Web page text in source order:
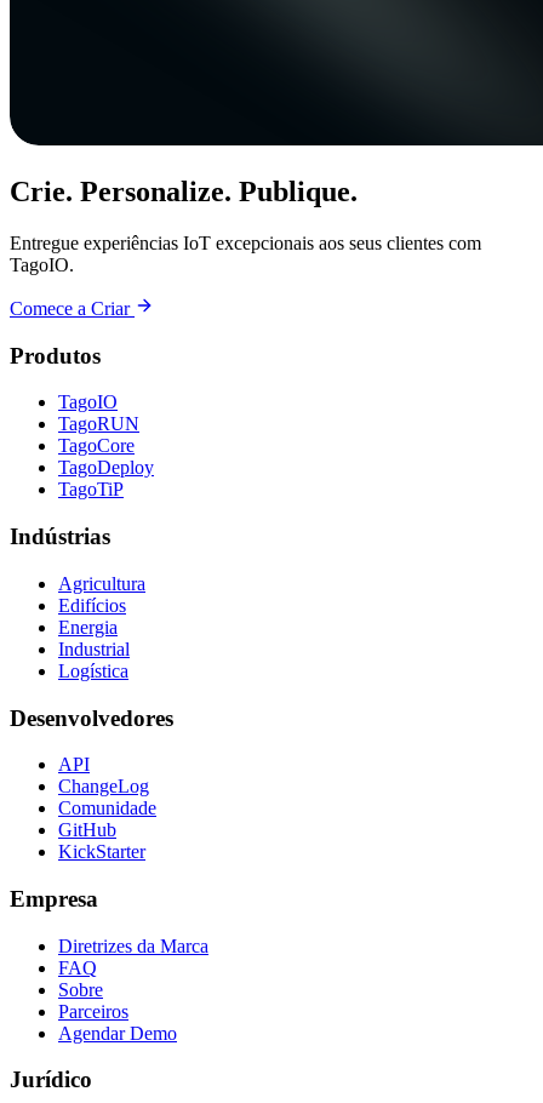
Crie. Personalize. Publique.
Entregue experiências IoT excepcionais aos seus clientes com
TagoIO.
Comece a Criar
Produtos
TagoIO
TagoRUN
TagoCore
TagoDeploy
TagoTiP
Indústrias
Agricultura
Edifícios
Energia
Industrial
Logística
Desenvolvedores
API
ChangeLog
Comunidade
GitHub
KickStarter
Empresa
Diretrizes da Marca
FAQ
Sobre
Parceiros
Agendar Demo
Jurídico